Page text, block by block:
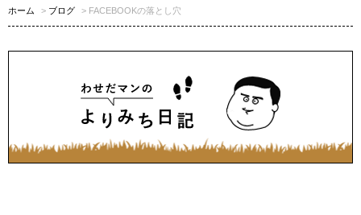
ホーム ブログ FACEBOOKの落とし穴